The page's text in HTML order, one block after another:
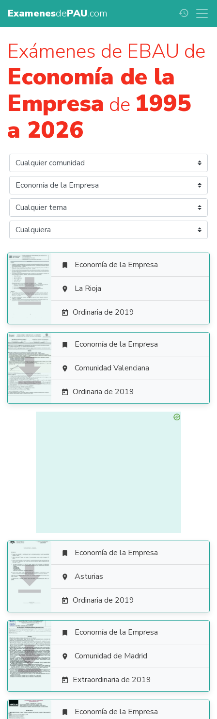
ExamenesdePAU.com history
Exámenes de EBAU de
Economía de la
Empresa de 1995
a 2026

 Economía de la Empresa
 La Rioja
 Ordinaria de 2019

 Economía de la Empresa
 Comunidad Valenciana
 Ordinaria de 2019

 Economía de la Empresa
 Asturias
 Ordinaria de 2019

 Economía de la Empresa
 Comunidad de Madrid
 Extraordinaria de 2019
 Economía de la Empresa